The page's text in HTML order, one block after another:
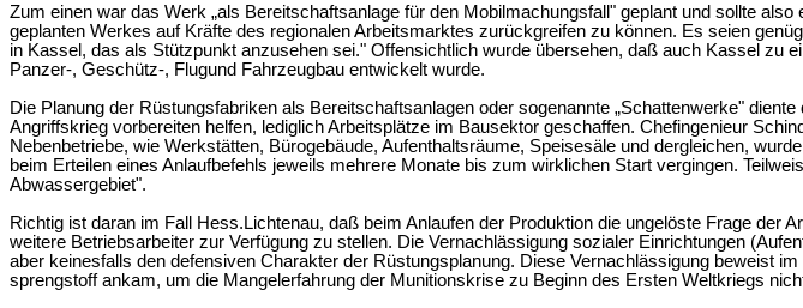
Zum einen war das Werk „als Bereitschaftsanlage für den Mobilmachungsfall" geplant und sollte
geplanten Werkes auf Kräfte des regionalen Arbeitsmarktes zurückgreifen zu können. Es seien
in Kassel, das als Stützpunkt anzusehen sei." Offensichtlich wurde übersehen, daß auch Kassel
Panzer-, Geschütz-, Flugund Fahrzeugbau entwickelt wurde.
Die Planung der Rüstungsfabriken als Bereitschaftsanlagen oder sogenannte „Schattenwerke"
Angriffskrieg vorbereiten helfen, lediglich Arbeitsplätze im Bausektor geschaffen. Chefingenieur
Nebenbetriebe, wie Werkstätten, Bürogebäude, Aufenthaltsräume, Speisesäle und dergleichen,
beim Erteilen eines Anlaufbefehls jeweils mehrere Monate bis zum wirklichen Start vergingen.
Abwassergebiet".
Richtig ist daran im Fall Hess.Lichtenau, daß beim Anlaufen der Produktion die ungelöste Frage
weitere Betriebsarbeiter zur Verfügung zu stellen. Die Vernachlässigung sozialer Einrichtungen
aber keinesfalls den defensiven Charakter der Rüstungsplanung. Diese Vernachlässigung beweist
sprengstoffankam, um die Mangelerfahrung der Munitionskrise zu Beginn des Ersten Weltkriegs